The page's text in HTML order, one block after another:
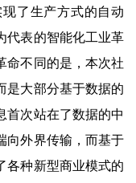
了生产方式的自动
代表的智能化工业革
命不同的是，本次社
是大部分基于数据的
首次站在了数据的中
向外界传输，而基于
各种新型商业模式的